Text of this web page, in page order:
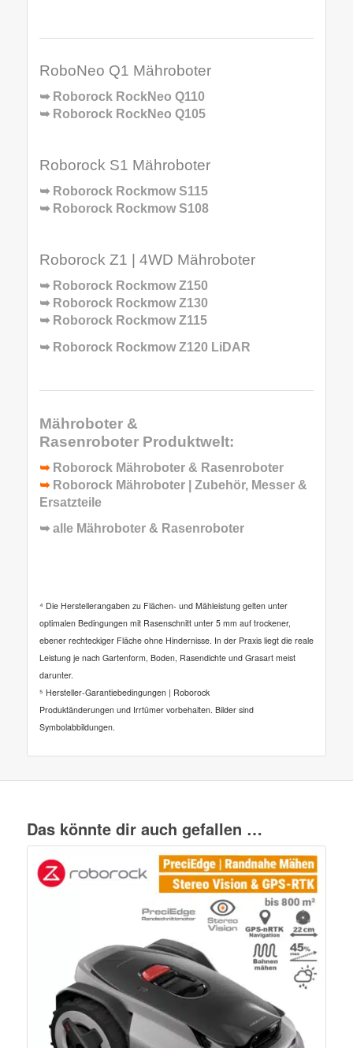
RoboNeo Q1 Mähroboter
➥ Roborock RockNeo Q110
➥ Roborock RockNeo Q105
Roborock S1 Mähroboter
➥ Roborock Rockmow S115
➥ Roborock Rockmow S108
Roborock Z1 | 4WD Mähroboter
➥ Roborock Rockmow Z150
➥ Roborock Rockmow Z130
➥ Roborock Rockmow Z115
➥ Roborock Rockmow Z120 LiDAR
Mähroboter &
RasenroboterProduktwelt:
➥ Roborock Mähroboter & Rasenroboter
➥ Roborock Mähroboter | Zubehör, Messer &
Ersatzteile
➥ alle Mähroboter & Rasenroboter
⁴ Die Herstellerangaben zu Flächen- und Mähleistung gelten unter
optimalen Bedingungen mit Rasenschnitt unter 5 mm auf trockener,
ebener rechteckiger Fläche ohne Hindernisse. In der Praxis liegt die reale
Leistung je nach Gartenform, Boden, Rasendichte und Grasart meist
darunter.
⁵ Hersteller-Garantiebedingungen | Roborock
Produktänderungen und Irrtümer vorbehalten. Bilder sind
Symbolabbildungen.
Das könnte dir auch gefallen …